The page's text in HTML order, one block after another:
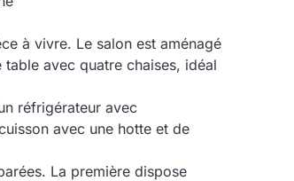
à vivre. Le salon est aménagé
avec quatre chaises, idéal
réfrigérateur avec
avec une hotte et de
La première dispose